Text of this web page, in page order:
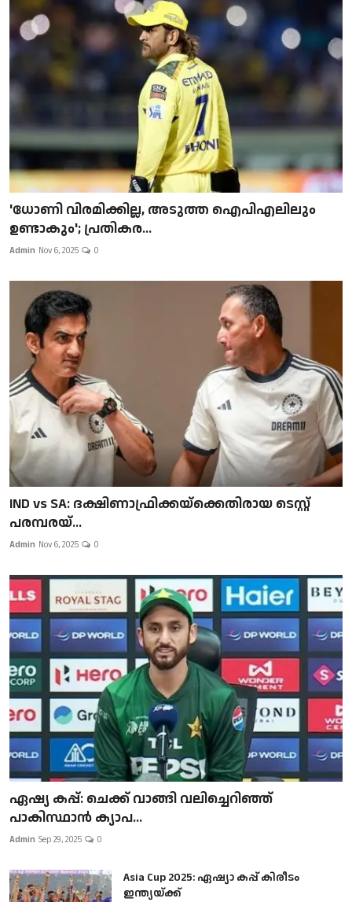
'ധോണി വിരമിക്കില്ല, അടുത്ത ഐപിഎലിലും
ഉണ്ടാകും'; പ്രതികര...
Admin Nov 6, 2025 0
IND vs SA: ദക്ഷിണാഫ്രിക്കയ്‌ക്കെതിരായ ടെസ്റ്റ്
പരമ്പരയ്...
Admin Nov 6, 2025 0
ഏഷ്യ കപ്പ്: ചെക്ക് വാങ്ങി വലിച്ചെറിഞ്ഞ്
പാകിസ്ഥാൻ ക്യാപ...
Admin Sep 29, 2025 0
Asia Cup 2025: ഏഷ്യാ കപ്പ് കിരീടം
ഇന്ത്യയ്ക്ക്